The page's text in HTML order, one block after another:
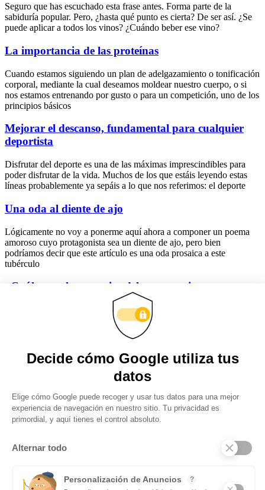
Seguro que has escuchado esta frase antes. Forma parte de la
sabiduría popular. Pero, ¿hasta qué punto es cierta? De ser así. ¿Se
puede aplicar a todos los vinos? ¿Cuándo beber ese vino?
La importancia de las proteínas
Cuando estamos siguiendo un plan de adelgazamiento o tonificación
corporal, mediante la cual deseamos moldear nuestro cuerpo, o si
nos estamos entrenando por gusto o para un competición, uno de los
principios básicos
Mejorar el descanso, fundamental para cualquier
deportista
Disfrutar del deporte es una de las máximas imprescindibles para
poder disfrutar de la vida. Muchos de los que estáis leyendo estas
líneas probablemente ya sepáis a lo que nos referimos: el deporte
Una oda al diente de ajo
Lógicamente no voy a ponerme aquí ahora a componer un poema
amoroso cuyo protagonista sea un diente de ajo, pero bien
podríamos decir que este artículo es una oda prosaica a este
tubérculo
¿Cuáles son las ventajas del entrenamiento
Son muchas las personas que piensan que el personal trainer es una
figura totalmente innecesario producto de las modas y cuyos
nada más lejos
Obtenga actualizaciones y manténgase
conectado: suscríbase a nuestro boletín